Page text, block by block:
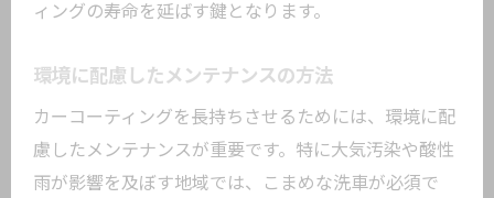
ィングの寿命を延ばす鍵となります。
環境に配慮したメンテナンスの方法
カーコーティングを長持ちさせるためには、環境に配
慮したメンテナンスが重要です。特に大気汚染や酸性
雨が影響を及ぼす地域では、こまめな洗車が必須で